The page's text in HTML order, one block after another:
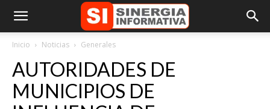
Inicio Noticias Generales
AUTORIDADES DE
MUNICIPIOS DE